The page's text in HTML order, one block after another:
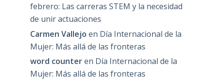
febrero: Las carreras STEM y la necesidad
de unir actuaciones
Carmen Vallejo en Día Internacional de la
Mujer: Más allá de las fronteras
word counteren Día Internacional de la
Mujer: Más allá de las fronteras